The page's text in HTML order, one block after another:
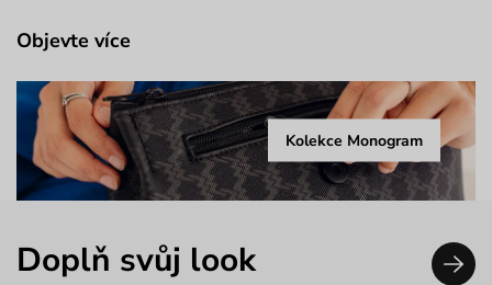
Objevte více
Kolekce Monogram
Doplň svůj look